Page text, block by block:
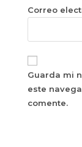
Correo
Guarda mi
este
comente.